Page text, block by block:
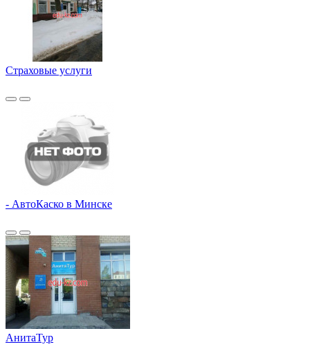
Страховые услуги
- АвтоКаско в Минске
АнитаТур